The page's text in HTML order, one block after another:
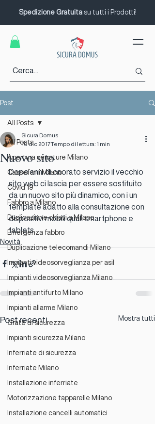
Spedizione Gratuitasu tutti i Prodotti!
Post
All Posts
Apertura serrature Milano
Casseforti Milano
Covid 19
Fabbro a Milano
Duplicazione chiavi a Milano
Emergenza fabbro
Duplicazione telecomandi Milano
Impianti videosorveglianza per asil
Impianti videosorveglianza Milano
Impianti antifurto Milano
Impianti allarme Milano
Grate di sicurezza
Impianti sicurezza Milano
Inferriate di sicurezza
Inferriate Milano
Installazione inferriate
Motorizzazione tapparelle Milano
Installazione cancelli automatici
All Posts
Nuovo sito
Sicura Domus
10 dic 2017Tempo di lettura: 1 min
Dopo anni di onorato servizio il vecchio
sito web ci lascia per essere sostituito
da un nuovo sito più dinamico, con i un
template adatto alla consultazione con
dispositivi mobili quali smartphone e
tablets.
Novità
Post recenti Mostra tutti